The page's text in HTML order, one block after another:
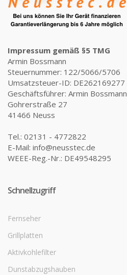
Impressum gemäß §5 TMG
Armin Bossmann
Steuernummer: 122/5066/5706
Umsatzsteuer-ID: DE262169277
Geschäftsführer: Armin Bossmann
Gohrerstraße 27
41466 Neuss
Tel.: 02131 - 4772822
E-Mail: info@neusstec.de
WEEE-Reg.-Nr.: DE49548295
Schnellzugriff
Fernseher
Grillplatten
Aktivkohlefilter
Dunstabzugshauben